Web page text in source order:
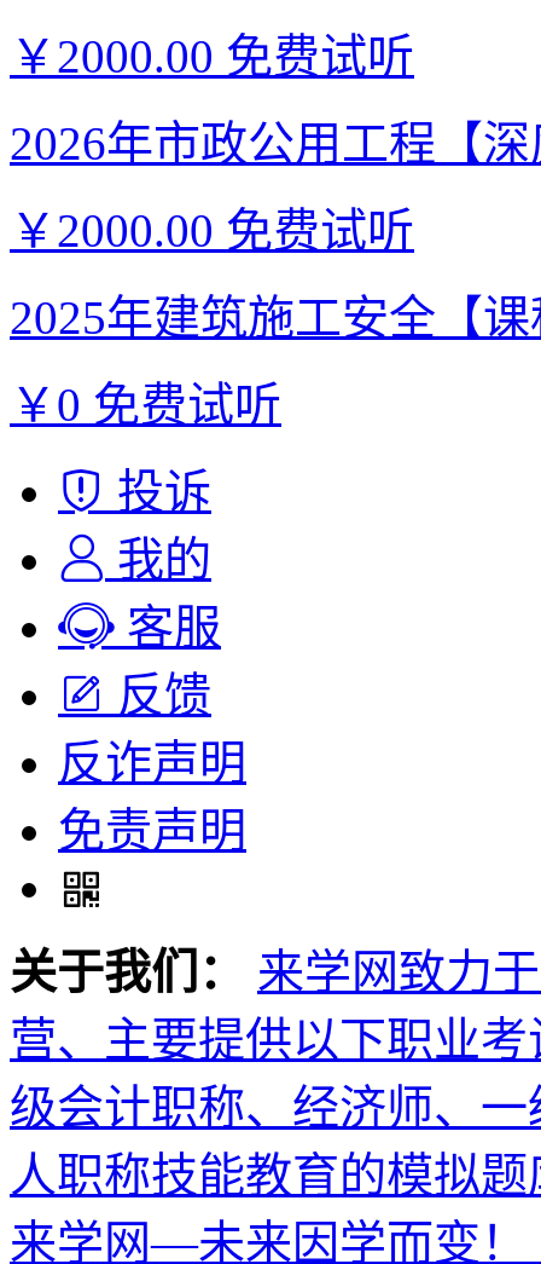
￥2000.00 免费试听
2026年市政公用工程【
￥2000.00 免费试听
2025年建筑施工安全【
￥0 免费试听
投诉
我的
客服
反馈
反诈声明
免责声明
关于我们：
来学网致力
营、主要提供以下职业
级会计职称、经济师、
人职称技能教育的模拟
来学网—未来因学而变！